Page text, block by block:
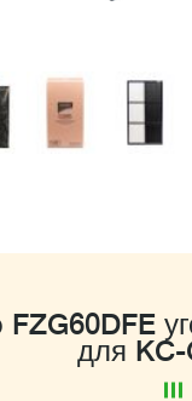
для